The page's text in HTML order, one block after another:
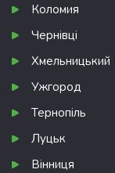
Коломия
Чернівці
Хмельницький
Ужгород
Тернопіль
Луцьк
Вінниця